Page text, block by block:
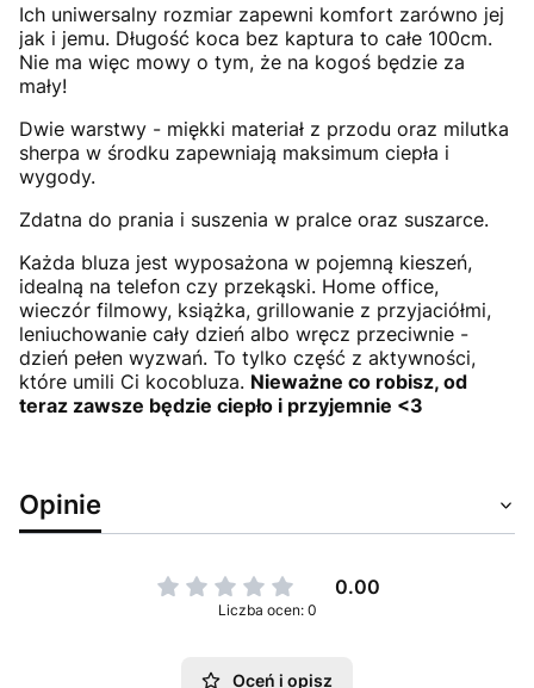
Ich uniwersalny rozmiar zapewni komfort zarówno jej
jak i jemu. Długość koca bez kaptura to całe 100cm.
Nie ma więc mowy o tym, że na kogoś będzie za
mały!
Dwie warstwy - miękki materiał z przodu oraz milutka
sherpa w środku zapewniają maksimum ciepła i
wygody.
Zdatna do prania i suszenia w pralce oraz suszarce.
Każda bluza jest wyposażona w pojemną kieszeń,
idealną na telefon czy przekąski. Home office,
wieczór filmowy, książka, grillowanie z przyjaciółmi,
leniuchowanie cały dzień albo wręcz przeciwnie -
dzień pełen wyzwań. To tylko część z aktywności,
które umili Ci kocobluza. Nieważne co robisz, od
teraz zawsze będzie ciepło i przyjemnie <3
Opinie
0.00
Liczba ocen: 0
Oceń i opisz